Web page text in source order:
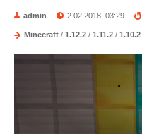
admin 2.02.2018, 03:29
Minecraft / 1.12.2 / 1.11.2 / 1.10.2